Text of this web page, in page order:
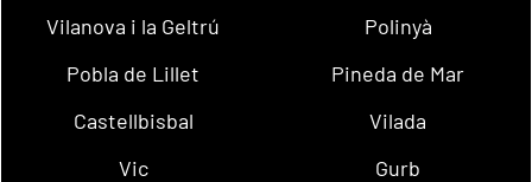
Vilanova i la Geltrú
Polinyà
Pobla de Lillet
Pineda de Mar
Castellbisbal
Vilada
Vic
Gurb